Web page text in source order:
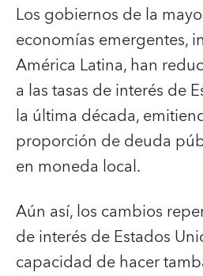
Los gobiernos de la
economías emergentes,
América Latina, han
a las tasas de interés de
la última década,
proporción de deuda
en moneda local.
Aún así, los cambios
de interés de Estados
capacidad de hacer